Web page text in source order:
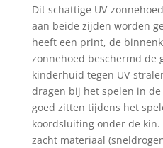
Dit schattige UV-
aan beide zijden worden
heeft een print, de
zonnehoed beschermd de
kinderhuid tegen UV-
dragen bij het spelen in
goed zitten tijdens het
koordsluiting onder de
zacht materiaal